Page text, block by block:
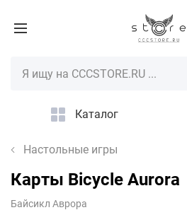
Каталог
Настольные игры
Карты Bicycle Aurora
Байсикл Аврора